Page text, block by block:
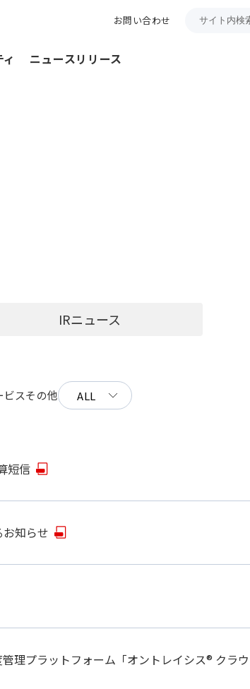
ニュースリリース
お問い合わせ サイト内
IRニュース
スその他
短信
知らせ
理プラットフォーム「オントレイシス® クラ